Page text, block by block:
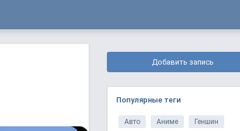
Добавить запись
Популярные теги
Авто Аниме Геншин